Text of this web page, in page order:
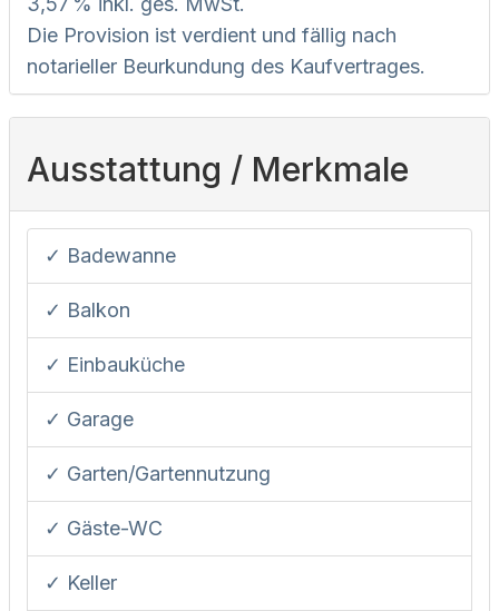
Die Provision ist verdient und fällig nach
notarieller Beurkundung des Kaufvertrages.
Ausstattung / Merkmale
✓ Badewanne
✓ Balkon
✓ Einbauküche
✓ Garage
✓ Garten/Gartennutzung
✓ Gäste-WC
✓ Keller